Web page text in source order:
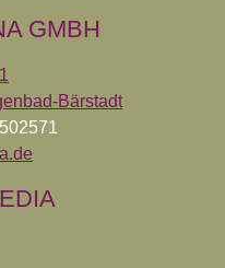
GMBH
Bärstadt